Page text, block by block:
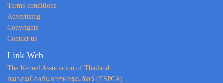
Terms-conditions
Advertising
Copyrights
Contact us
Link Web
The Kennel Association of Thailand
สมาคมป้องกันการทารุณสัตว์ (TSPCA)